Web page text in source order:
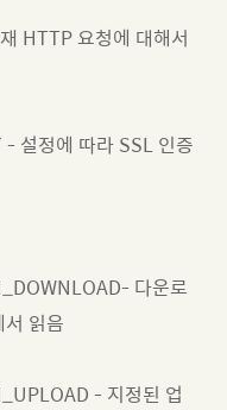
HTTP 요청에 대해서
설정에 따라 SSL 인증
다운로
읽음
- 지정된 업